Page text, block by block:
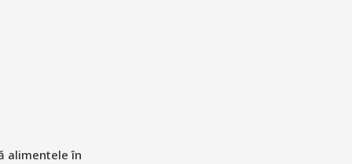
alimentele în